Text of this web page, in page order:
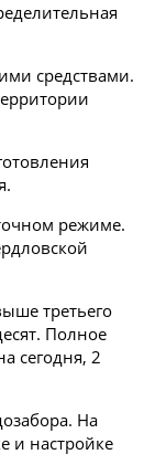
средствами.
режиме.
третьего
Полное
сегодня, 2
На
и настройке